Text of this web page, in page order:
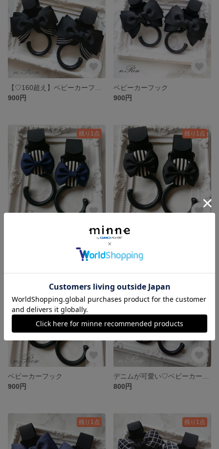
900円
ベビーカーフック
900円
残り1点 残り1点
ベビーカーフック
ベビーカーフック
900円
800円
残り1点 残り1点